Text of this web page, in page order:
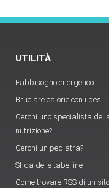
UTILITÀ
Fabbisogno energetico
Bruciare calorie con i pesi
Cerchi uno specialista
nutrizione?
Cerchi un pediatra?
Sfida delle tabelline
Come trovare RSS di un sito